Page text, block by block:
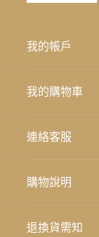
我的帳戶
我的購物車
連絡客服
購物說明
退換貨需知